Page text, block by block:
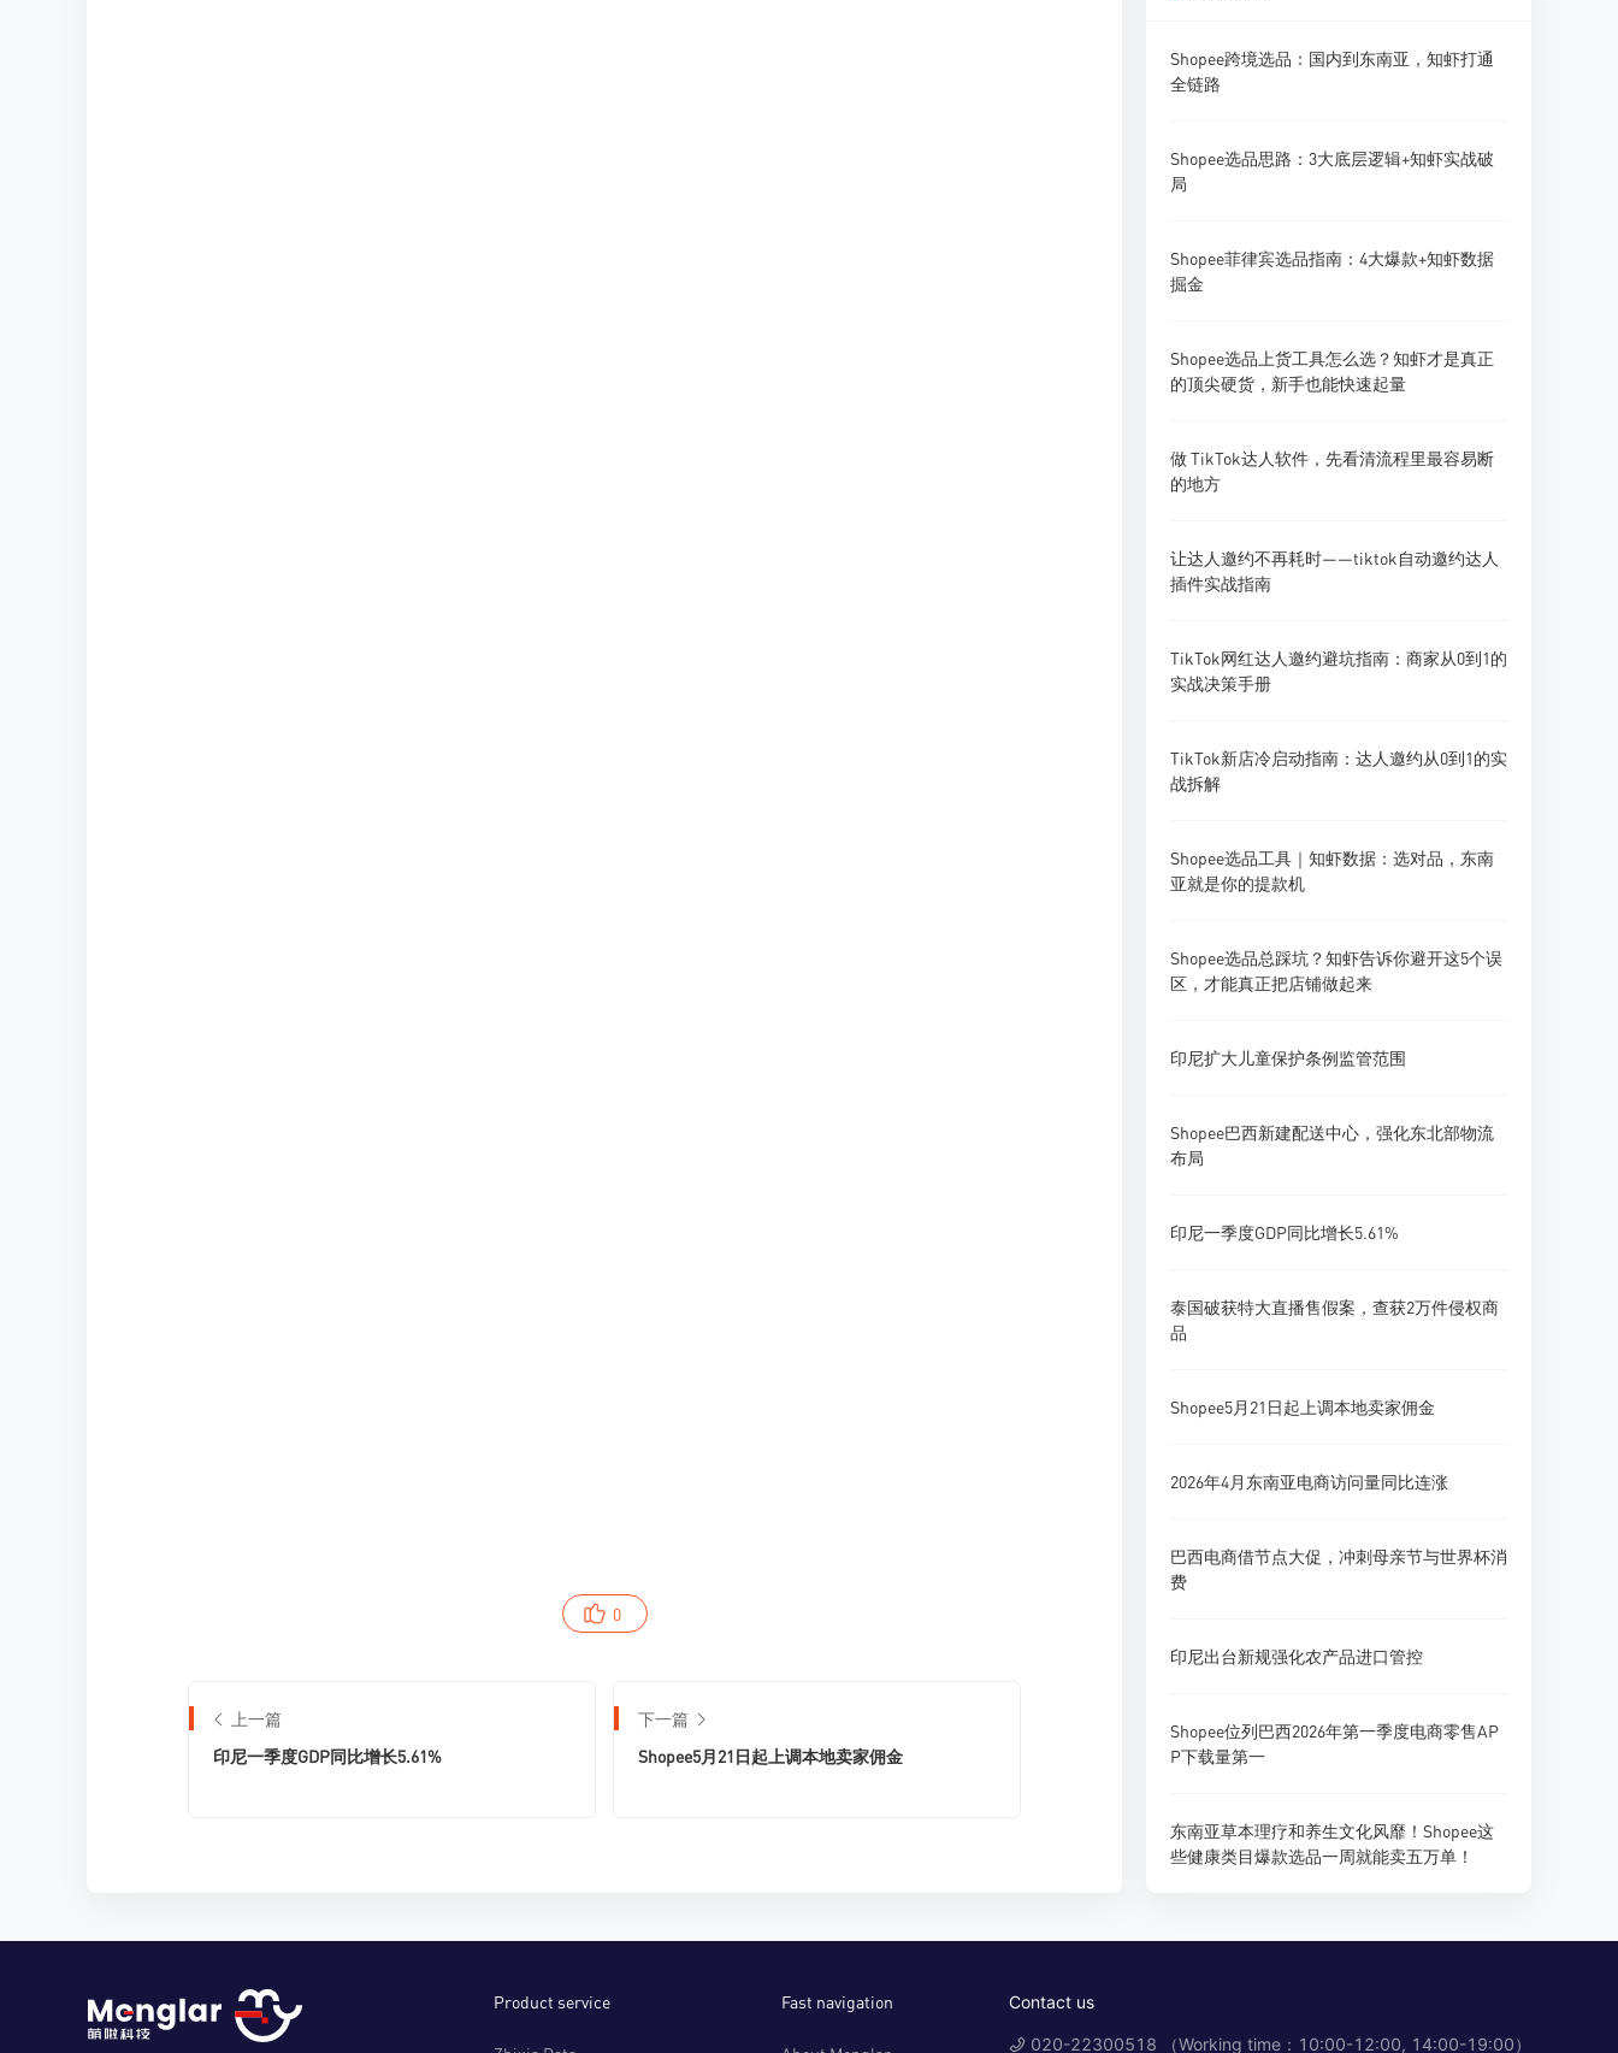
0
上一篇
印尼一季度GDP同比增长5.61%
下一篇
Shopee5月21日起上调本地卖家佣金
Shopee跨境选品：国内到东南亚，知虾打通
全链路
Shopee选品思路：3大底层逻辑+知虾实战破
局
Shopee菲律宾选品指南：4大爆款+知虾数据
掘金
Shopee选品上货工具怎么选？知虾才是真正
的顶尖硬货，新手也能快速起量
做 TikTok达人软件，先看清流程里最容易断
的地方
让达人邀约不再耗时——tiktok自动邀约达人
插件实战指南
TikTok网红达人邀约避坑指南：商家从0到1的
实战决策手册
TikTok新店冷启动指南：达人邀约从0到1的实
战拆解
Shopee选品工具｜知虾数据：选对品，东南
亚就是你的提款机
Shopee选品总踩坑？知虾告诉你避开这5个误
区，才能真正把店铺做起来
印尼扩大儿童保护条例监管范围
Shopee巴西新建配送中心，强化东北部物流
布局
印尼一季度GDP同比增长5.61%
泰国破获特大直播售假案，查获2万件侵权商
品
Shopee5月21日起上调本地卖家佣金
2026年4月东南亚电商访问量同比连涨
巴西电商借节点大促，冲刺母亲节与世界杯消
费
印尼出台新规强化农产品进口管控
Shopee位列巴西2026年第一季度电商零售AP
P下载量第一
东南亚草本理疗和养生文化风靡！Shopee这
些健康类目爆款选品一周就能卖五万单！
Product service Fast navigation Contact us
020-22300518 （Working time：10:00-12:00, 14:00-19:00）